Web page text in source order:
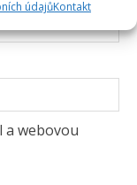
údajůKontakt
a webovou